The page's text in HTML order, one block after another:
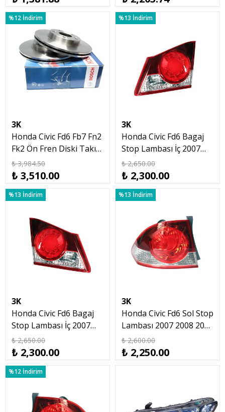
2012
%12 İndirim
3K
Honda Civic Fd6 Fb7 Fn2
Fk2 Ön Fren Diski Takım
Bosch
₺ 3,984.50
₺ 3,510.00
%13 İndirim
3K
Honda Civic Fd6 Bagaj
Stop Lambası İç 2007
2009 Sağ
₺ 2,650.00
₺ 2,300.00
%13 İndirim
3K
Honda Civic Fd6 Bagaj
Stop Lambası İç 2007
2009 Sol
₺ 2,650.00
₺ 2,300.00
%13 İndirim
3K
Honda Civic Fd6 Sol Stop
Lambası 2007 2008 2009
Makyajsız Kasa
₺ 2,600.00
₺ 2,250.00
%12 İndirim